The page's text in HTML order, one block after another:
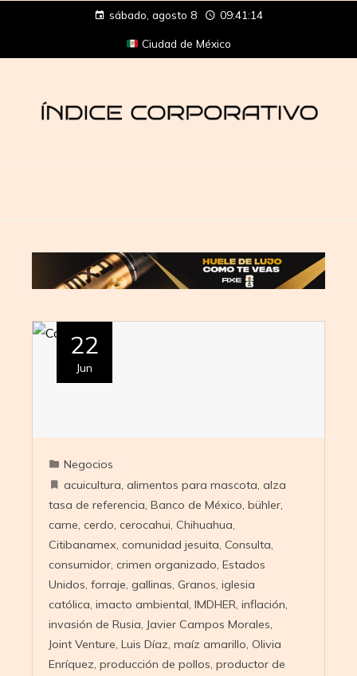
sábado, agosto 8 09:41:15
Ciudad de México
22
Jun
Negocios
acuicultura, alimentos para mascota, alza
tasa de referencia, Banco de México, bühler,
carne, cerdo, cerocahui, Chihuahua,
Citibanamex, comunidad jesuita, Consulta,
consumidor, crimen organizado, Estados
Unidos, forraje, gallinas, Granos, iglesia
católica, imacto ambiental, IMDHER, inflación,
invasión de Rusia, Javier Campos Morales,
Joint Venture, Luis Díaz, maíz amarillo, Olivia
Enríquez, producción de pollos, productor de